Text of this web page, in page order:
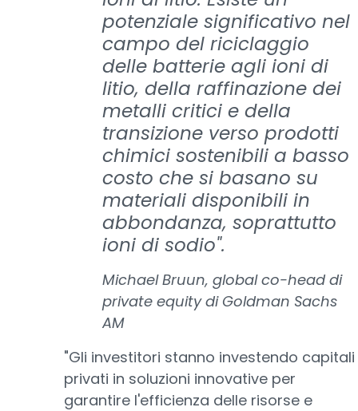
potenziale significativo nel
campo del riciclaggio
delle batterie agli ioni di
litio, della raffinazione dei
metalli critici e della
transizione verso prodotti
chimici sostenibili a basso
costo che si basano su
materiali disponibili in
abbondanza, soprattutto
ioni di sodio".
Michael Bruun, global co-head di
private equity di Goldman Sachs
AM
"Gli investitori stanno investendo capitali
privati in soluzioni innovative per
garantire l'efficienza delle risorse e